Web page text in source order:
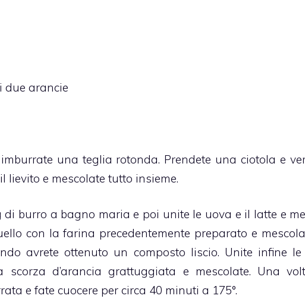
due arancie
una teglia rotonda. Prendete una ciotola e
lievito e mescolate tutto insieme.
burro a bagno maria e poi unite le uova e il latte e
con la farina precedentemente preparato e
avrete ottenuto un composto liscio. Unite infine le
d’arancia grattuggiata e mescolate. Una
e fate cuocere per circa 40 minuti a 175°.